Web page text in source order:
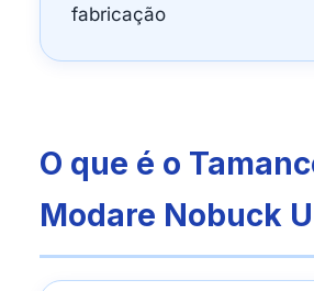
fabricação
O que é o
Modare Nobuck